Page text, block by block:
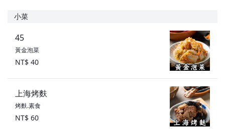
小菜
45
黃金泡菜
NT$ 40
上海烤麩
烤麩.素食
NT$ 60